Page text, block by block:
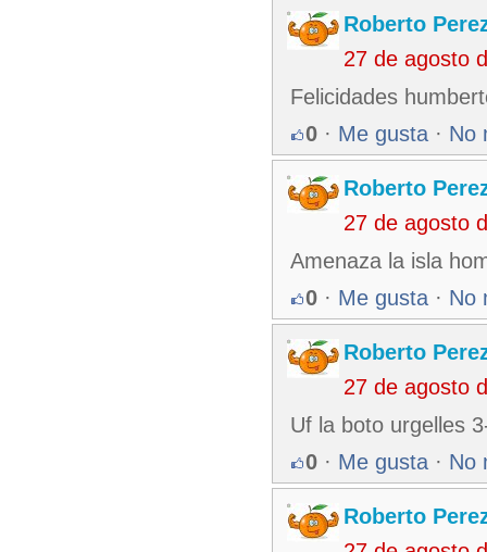
Roberto
27 de agosto
Felicidades
0 · Me gusta · No
Roberto
27 de agosto
Amenaza la isla
0 · Me gusta · No
Roberto
27 de agosto
Uf la boto urgelles
0 · Me gusta · No
Roberto